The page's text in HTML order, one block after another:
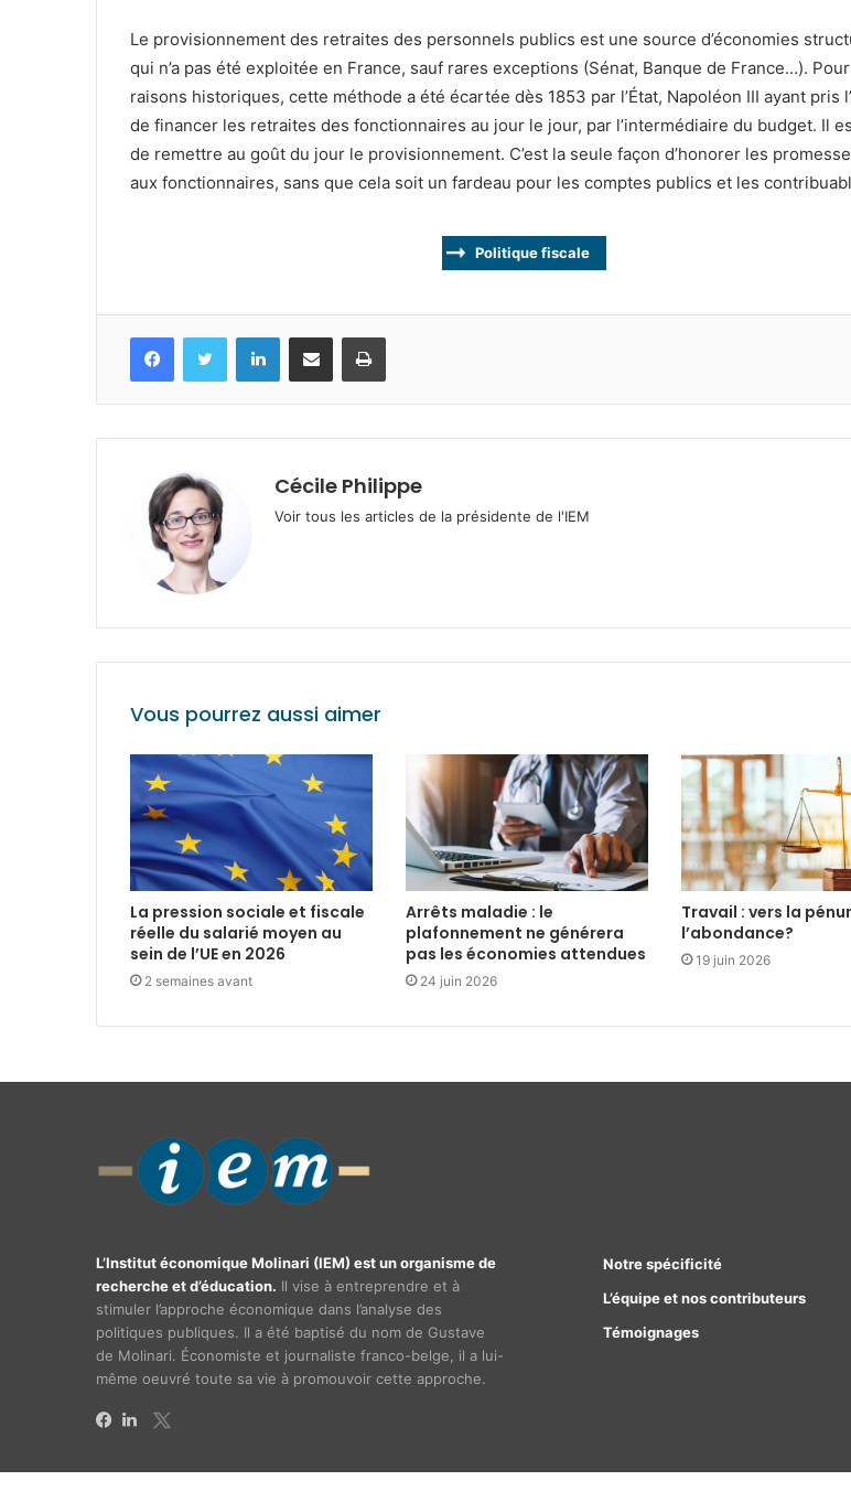
Le provisionnement des retraites des personnels publics est une source d’économies
qui n’a pas été exploitée en France, sauf rares exceptions (Sénat, Banque de France…).
raisons historiques, cette méthode a été écartée dès 1853 par l’État, Napoléon III ayant pris
de financer les retraites des fonctionnaires au jour le jour, par l’intermédiaire du budget. Il
de remettre au goût du jour le provisionnement. C’est la seule façon d’honorer les
aux fonctionnaires, sans que cela soit un fardeau pour les comptes publics et les
Politique fiscale
FacebookTwitter LinkedinPartagez par mail Imprimez
Cécile Philippe
Voir tous les articles de la présidente de l'IEM
Vous pourrez aussi aimer
La pression sociale et fiscale
réelle du salarié moyen au
sein de l’UE en 2026
2 semaines avant
Arrêts maladie : le
plafonnement ne générera
pas les économies attendues
24 juin 2026
Travail : vers la
l’abondance?
19 juin 2026
L’Institut économique Molinari (IEM) est un organisme de
recherche et d’éducation. Il vise à entreprendre et à
stimuler l’approche économique dans l’analyse des
politiques publiques. Il a été baptisé du nom de Gustave
de Molinari. Économiste et journaliste franco-belge, il a lui-
même oeuvré toute sa vie à promouvoir cette approche.
Notre spécificité
L’équipe et nos contributeurs
Témoignages